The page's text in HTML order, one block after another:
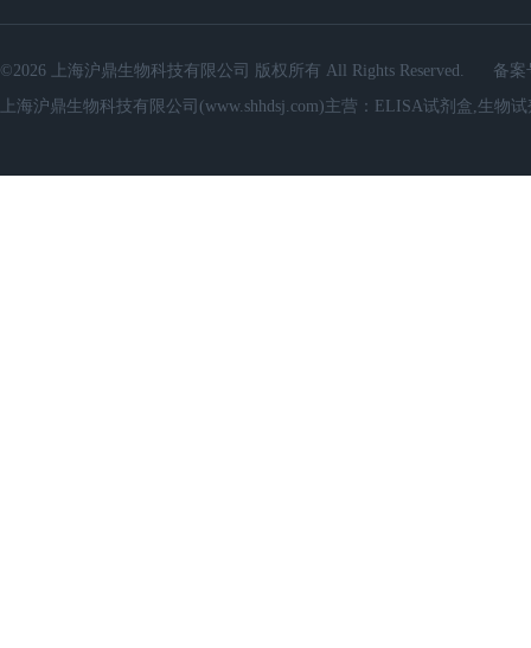
©2026 上海沪鼎生物科技有限公司 版权所有 All Rights Reserved.
备案
上海沪鼎生物科技有限公司(www.shhdsj.com)主营：ELISA试剂盒,生物